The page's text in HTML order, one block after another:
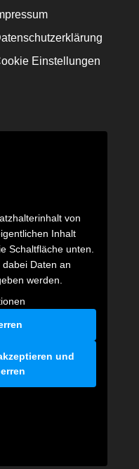
Einstellungen
von
Inhalt
Schaltfläche unten.
Daten an
werden.
und